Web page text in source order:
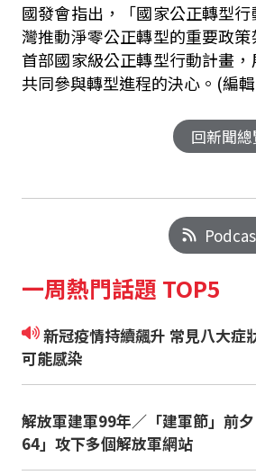
國發會指出，「國家公正轉型
灣推動淨零公正轉型的重要政
首部國家級公正轉型行動計畫
共同參與轉型進程的決心。(編
回新聞
一周熱門話題 TOP5
新冠疫情持續飆升 常見八大症狀 沒發燒也
可能感染
解放軍建軍99年／「建軍節」前
64」攻下多個解放軍網站